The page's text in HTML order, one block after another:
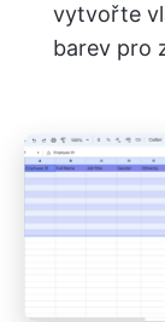
vytvořte
barev pro